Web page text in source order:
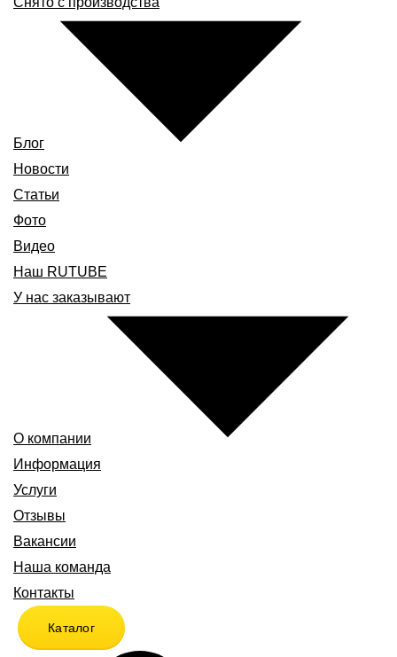
Блог
Новости
Статьи
Фото
Видео
Наш RUTUBE
У нас заказывают
О компании
Информация
Услуги
Отзывы
Вакансии
Наша команда
Контакты
Каталог